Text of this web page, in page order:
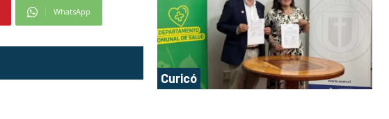
WhatsApp
Curicó